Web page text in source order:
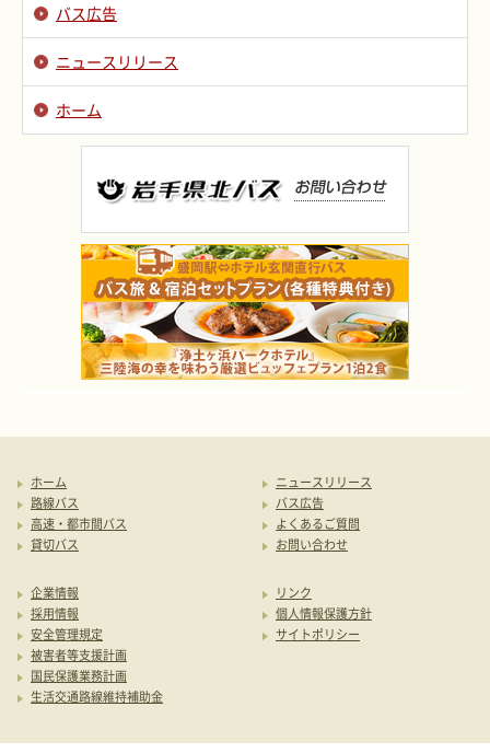
バス広告
ニュースリリース
ホーム
ホーム
路線バス
高速・都市間バス
貸切バス
ニュースリリース
バス広告
よくあるご質問
お問い合わせ
企業情報
採用情報
安全管理規定
被害者等支援計画
国民保護業務計画
生活交通路線維持補助金
リンク
個人情報保護方針
サイトポリシー